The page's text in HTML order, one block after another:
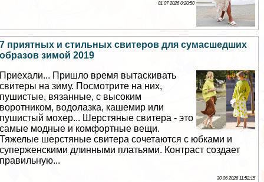
01 07 2026 0:20:50
7 приятных и стильных свитеров для cyмacшедших
образов зимой 2019
Приехали... Пришло время вытаскивать
свитеры на зиму. Посмотрите на них,
пушистые, вязанные, с высоким
воротником, водолазка, кашемир или
пушистый мохер... Шерстяные свитера - это
самые модные и комфортные вещи.
Тяжелые шерстяные свитера сочетаются с юбками и
суперженскими длинными платьями. Контраст создает
правильную...
30 06 2026 11:52:15